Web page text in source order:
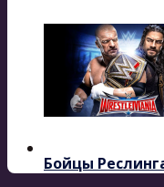
Бойцы